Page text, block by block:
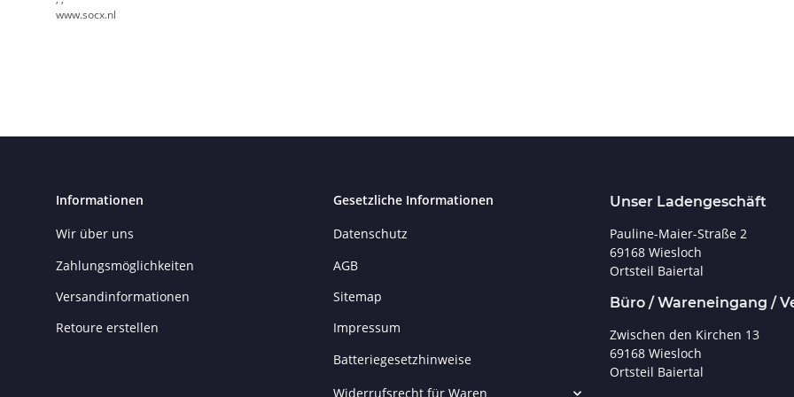
www.socx.nl
Informationen
Wir über uns
Zahlungsmöglichkeiten
Versandinformationen
Retoure erstellen
Gesetzliche Informationen
Datenschutz
AGB
Sitemap
Impressum
Batteriegesetzhinweise
Widerrufsrecht für Waren
Unser Ladengeschäft
Pauline-Maier-Straße 2
69168 Wiesloch
Ortsteil Baiertal
Büro / Wareneingang /
Zwischen den Kirchen 13
69168 Wiesloch
Ortsteil Baiertal